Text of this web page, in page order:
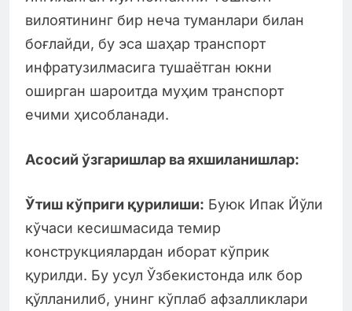
вилоятининг бир неча туманлари билан
боғлайди, бу эса шаҳар транспорт
инфратузилмасига тушаётган юкни
оширган шароитда муҳим транспорт
ечими ҳисобланади.
Асосий ўзгаришлар ва яхшиланишлар:
Ўтиш кўприги қурилиши: Буюк Ипак Йўли
кўчаси кесишмасида темир
конструкциялардан иборат кўприк
қурилди. Бу усул Ўзбекистонда илк бор
қўлланилиб, унинг кўплаб афзалликлари